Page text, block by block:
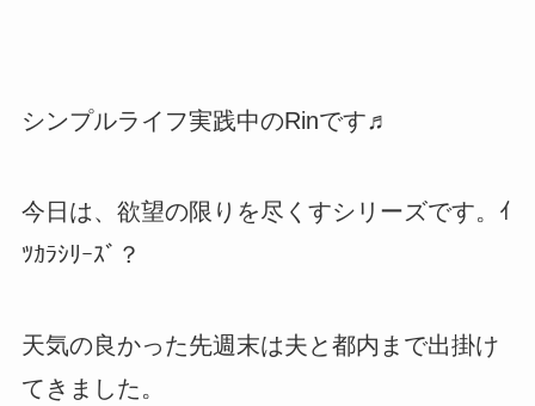
シンプルライフ実践中のRinです♬
今日は、欲望の限りを尽くすシリーズです。ｲ
ﾂｶﾗｼﾘｰｽﾞ？
天気の良かった先週末は夫と都内まで出掛け
てきました。